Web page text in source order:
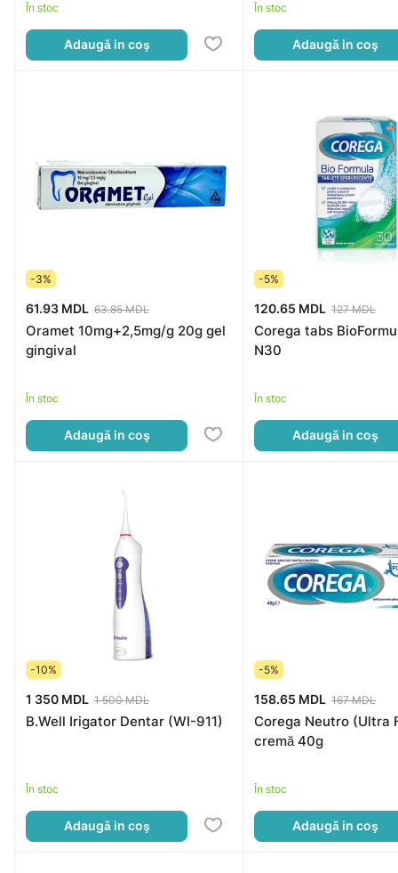
În stoc
Adaugă in coş
În stoc
Adaugă in coş
-3%
61.93 MDL 63.85 MDL
Oramet 10mg+2,5mg/g 20g gel
gingival
În stoc
Adaugă in coş
-5%
120.65 MDL 127 MDL
Corega tabs
N30
În stoc
Adaugă in coş
-10%
1 350 MDL 1 500 MDL
B.Well Irigator Dentar (WI-911)
În stoc
Adaugă in coş
-5%
158.65 MDL 167 MDL
Corega Neutro (Ultra
cremă 40g
În stoc
Adaugă in coş